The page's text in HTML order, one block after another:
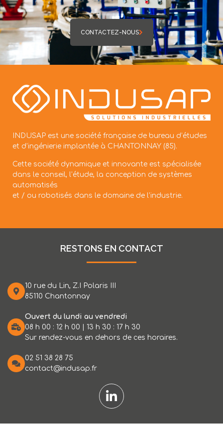
CONTACTEZ-NOUS
INDUSAP est une société française de bureau d’études
et d’ingénierie implantée à CHANTONNAY (85).
Cette société dynamique et innovante est spécialisée
dans le conseil, l’étude, la conception de systèmes
automatisés
et / ou robotisés dans le domaine de l’industrie.
RESTONS EN CONTACT
10 rue du Lin, Z.I Polaris III
85110 Chantonnay
Ouvert du lundi au vendredi
08 h 00 : 12 h 00 | 13 h 30 : 17 h 30
Sur rendez-vous en dehors de ces horaires.
02 51 38 28 75
contact@indusap.fr